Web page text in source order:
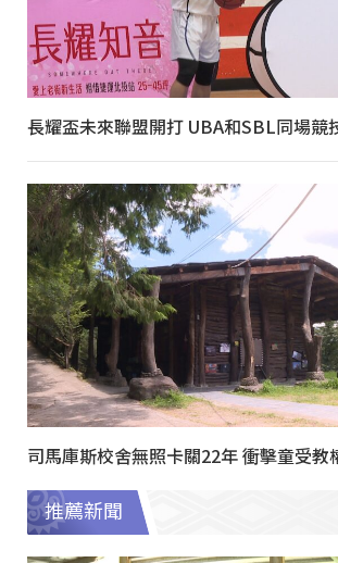
長耀盃未來聯盟開打 UBA和SBL同場競
司馬庫斯校舍無照卡關22年 衝擊童受教
推薦新聞